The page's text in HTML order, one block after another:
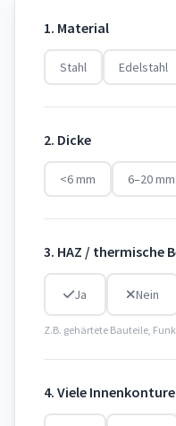
1. Material
Stahl Edelstahl
2. Dicke
<6 mm 6–20 mm
3. HAZ / thermische
Ja Nein
Z.B. gehärtete Bauteile,
4. Viele